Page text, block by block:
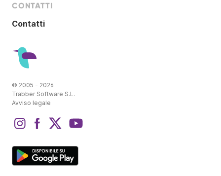
CONTATTI
Contatti
© 2005 - 2026
Trabber Software S.L.
Avviso legale